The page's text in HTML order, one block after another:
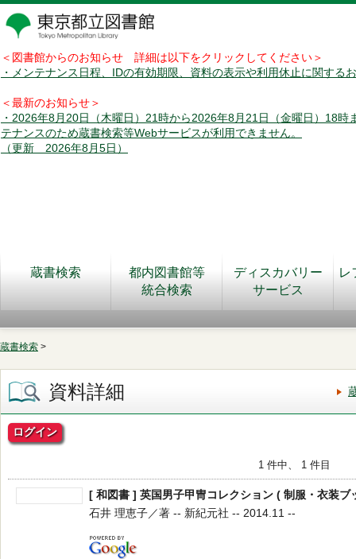
＜図書館からのお知らせ 詳細は以下をクリックしてください＞
・メンテナンス日程、IDの有効期限、資料の表示や利用休止に関する
＜最新のお知らせ＞
・2026年8月20日（木曜日）21時から2026年8月21日（金曜日）18時
テナンスのため蔵書検索等Webサービスが利用できません。
（更新 2026年8月5日）
蔵書検索
都内図書館等
統合検索
ディスカバリー
サービス
レ
蔵書検索 >
資料詳細
ログイン
1 件中、 1 件目
[ 和図書 ] 英国男子甲冑コレクション ( 制服・衣装ブ
石井 理恵子／著 -- 新紀元社 -- 2014.11 --